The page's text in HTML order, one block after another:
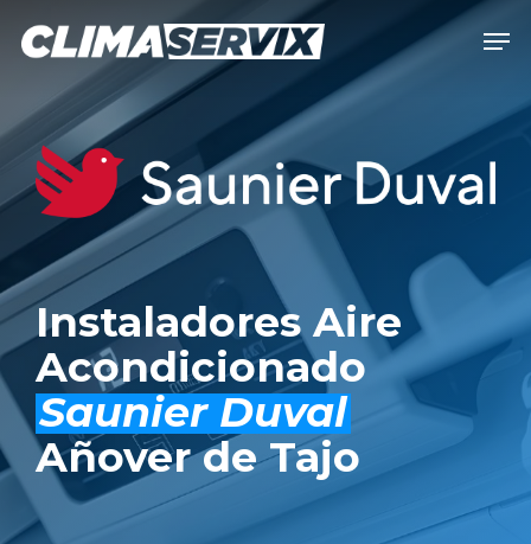
content
Instaladores Aire
Acondicionado
Saunier Duval
Añover de Tajo
Menu